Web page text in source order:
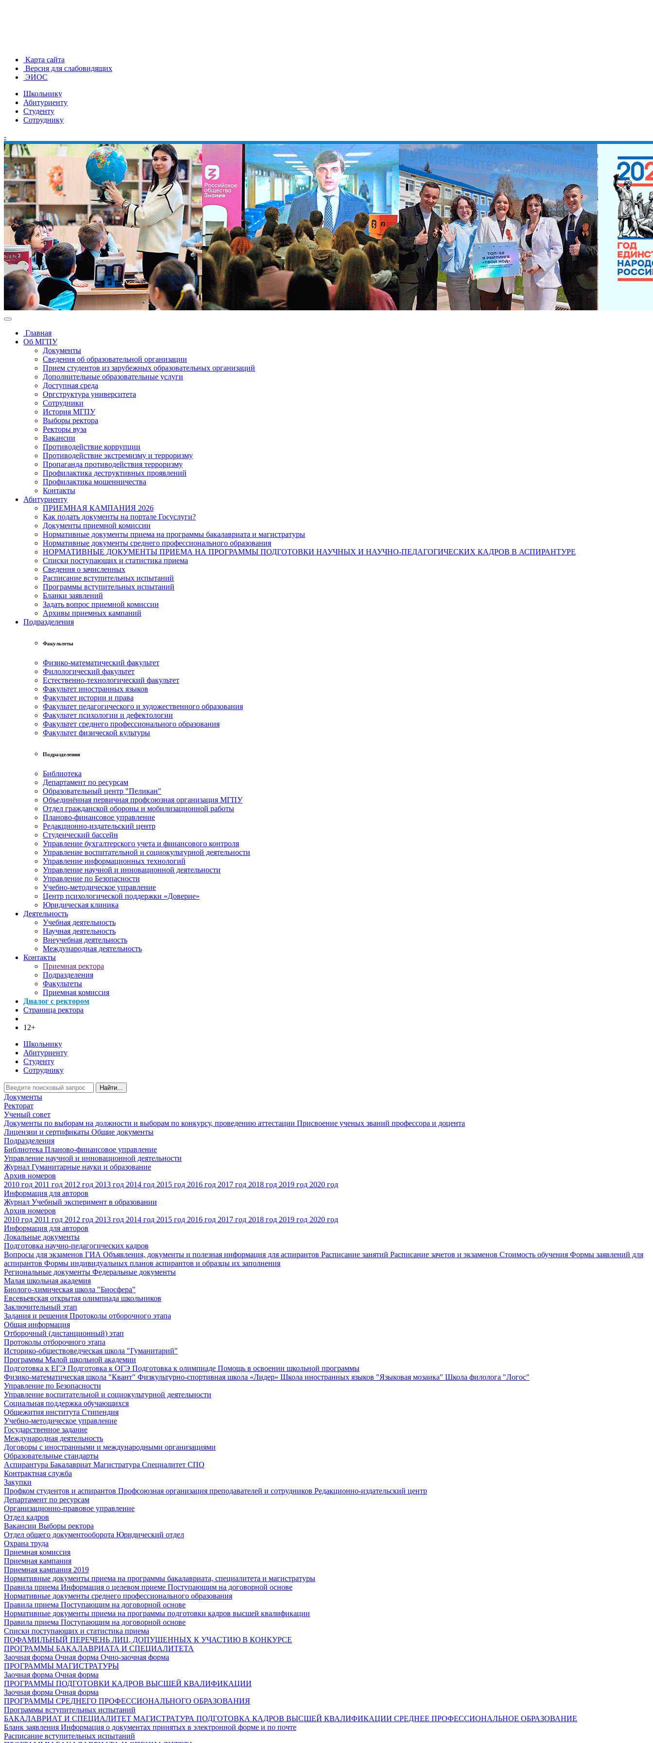
Карта сайта
Версия для слабовидящих
ЭИОС
Школьнику
Абитуриенту
Студенту
Сотруднику
-
Главная
Об МГПУ
Документы
Сведения об образовательной организации
Прием студентов из зарубежных образовательных организаций
Дополнительные образовательные услуги
Доступная среда
Оргструктура университета
Сотрудники
История МГПУ
Выборы ректора
Ректоры вуза
Вакансии
Противодействие коррупции
Противодействие экстремизму и терроризму
Пропаганда противодействия терроризму
Профилактика деструктивных проявлений
Профилактика мошенничества
Контакты
Абитуриенту
ПРИЕМНАЯ КАМПАНИЯ 2026
Как подать документы на портале Госуслуги?
Документы приемной комиссии
Нормативные документы приема на программы бакалавриата и магистратуры
Нормативные документы среднего профессионального образования
НОРМАТИВНЫЕ ДОКУМЕНТЫ ПРИЕМА НА ПРОГРАММЫ ПОДГОТОВКИ НАУЧНЫХ И НАУЧНО-ПЕДАГОГИЧЕСКИХ КАДРОВ В АСПИРАНТУРЕ
Списки поступающих и статистика приема
Сведения о зачисленных
Расписание вступительных испытаний
Программы вступительных испытаний
Бланки заявлений
Задать вопрос приемной комиссии
Архивы приемных кампаний
Подразделения
Факультеты
Физико-математический факультет
Филологический факультет
Естественно-технологический факультет
Факультет иностранных языков
Факультет истории и права
Факультет педагогического и художественного образования
Факультет психологии и дефектологии
Факультет среднего профессионального образования
Факультет физической культуры
Подразделения
Библиотека
Департамент по ресурсам
Образовательный центр "Пеликан"
Объединённая первичная профсоюзная организация МГПУ
Отдел гражданской обороны и мобилизационной работы
Планово-финансовое управление
Редакционно-издательский центр
Студенческий бассейн
Управление бухгалтерского учета и финансового контроля
Управление воспитательной и социокультурной деятельности
Управление информационных технологий
Управление научной и инновационной деятельности
Управление по Безопасности
Учебно-методическое управление
Центр психологической поддержки «Доверие»
Юридическая клиника
Деятельность
Учебная деятельность
Научная деятельность
Внеучебная деятельность
Международная деятельность
Контакты
Приемная ректора
Подразделения
Факультеты
Приемная комиссия
Диалог с ректором
Страница ректора
12+
Школьнику
Абитуриенту
Студенту
Сотруднику
Найти...
Документы
Ректорат
Ученый совет
Документы по выборам на должности и выборам по конкурсу, проведению аттестации Присвоение ученых званий профессора и доцента
Лицензии и сертификаты Общие документы
Подразделения
Библиотека Планово-финансовое управление
Управление научной и инновационной деятельности
Журнал Гуманитарные науки и образование
Архив номеров
2010 год 2011 год 2012 год 2013 год 2014 год 2015 год 2016 год 2017 год 2018 год 2019 год 2020 год
Информация для авторов
Журнал Учебный эксперимент в образовании
Архив номеров
2010 год 2011 год 2012 год 2013 год 2014 год 2015 год 2016 год 2017 год 2018 год 2019 год 2020 год
Информация для авторов
Локальные документы
Подготовка научно-педагогических кадров
Вопросы для экзаменов ГИА Объявления, документы и полезная информация для аспирантов Расписание занятий Расписание зачетов и экзаменов Стоимость обучения Формы заявлений для
аспирантов Формы индивидуальных планов аспирантов и образцы их заполнения
Региональные документы Федеральные документы
Малая школьная академия
Биолого-химическая школа "Биосфера"
Евсевьевская открытая олимпиада школьников
Заключительный этап
Задания и решения Протоколы отборочного этапа
Общая информация
Отборочный (дистанционный) этап
Протоколы отборочного этапа
Историко-обществоведческая школа "Гуманитарий"
Программы Малой школьной академии
Подготовка к ЕГЭ Подготовка к ОГЭ Подготовка к олимпиаде Помощь в освоении школьной программы
Физико-математическая школа "Квант" Физкультурно-спортивная школа «Лидер» Школа иностранных языков "Языковая мозаика" Школа филолога "Логос"
Управление по Безопасности
Управление воспитательной и социокультурной деятельности
Социальная поддержка обучающихся
Общежития института Стипендия
Учебно-методическое управление
Государственное задание
Международная деятельность
Договоры с иностранными и международными организациями
Образовательные стандарты
Аспирантура Бакалавриат Магистратура Специалитет СПО
Контрактная служба
Закупки
Профком студентов и аспирантов Профсоюзная организация преподавателей и сотрудников Редакционно-издательский центр
Департамент по ресурсам
Организационно-правовое управление
Отдел кадров
Вакансии Выборы ректора
Отдел общего документооборота Юридический отдел
Охрана труда
Приемная комиссия
Приемная кампания
Приемная кампания 2019
Нормативные документы приема на программы бакалавриата, специалитета и магистратуры
Правила приема Информация о целевом приеме Поступающим на договорной основе
Нормативные документы среднего профессионального образования
Правила приема Поступающим на договорной основе
Нормативные документы приема на программы подготовки кадров высшей квалификации
Правила приема Поступающим на договорной основе
Списки поступающих и статистика приема
ПОФАМИЛЬНЫЙ ПЕРЕЧЕНЬ ЛИЦ, ДОПУЩЕННЫХ К УЧАСТИЮ В КОНКУРСЕ
ПРОГРАММЫ БАКАЛАВРИАТА И СПЕЦИАЛИТЕТА
Заочная форма Очная форма Очно-заочная форма
ПРОГРАММЫ МАГИСТРАТУРЫ
Заочная форма Очная форма
ПРОГРАММЫ ПОДГОТОВКИ КАДРОВ ВЫСШЕЙ КВАЛИФИКАЦИИ
Заочная форма Очная форма
ПРОГРАММЫ СРЕДНЕГО ПРОФЕССИОНАЛЬНОГО ОБРАЗОВАНИЯ
Программы вступительных испытаний
БАКАЛАВРИАТ И СПЕЦИАЛИТЕТ МАГИСТРАТУРА ПОДГОТОВКА КАДРОВ ВЫСШЕЙ КВАЛИФИКАЦИИ СРЕДНЕЕ ПРОФЕССИОНАЛЬНОЕ ОБРАЗОВАНИЕ
Бланк заявления Информация о документах принятых в электронной форме и по почте
Расписание вступительных испытаний